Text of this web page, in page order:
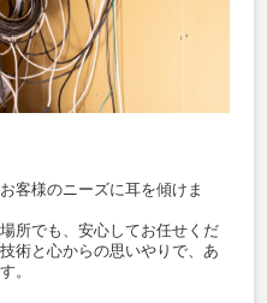
客様のニーズに耳を傾けま
所でも、安心してお任せくだ
術と心からの思いやりで、あ
。